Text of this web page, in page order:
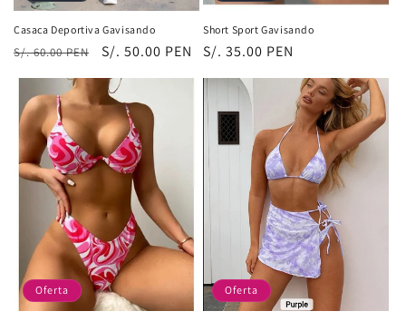
Casaca Deportiva Gavisando
Precio
habitual
S/. 60.00 PEN
Precio
de
oferta
S/. 50.00 PEN
Short Sport Gavisando
Precio
habitual
S/. 35.00 PEN
Oferta Oferta